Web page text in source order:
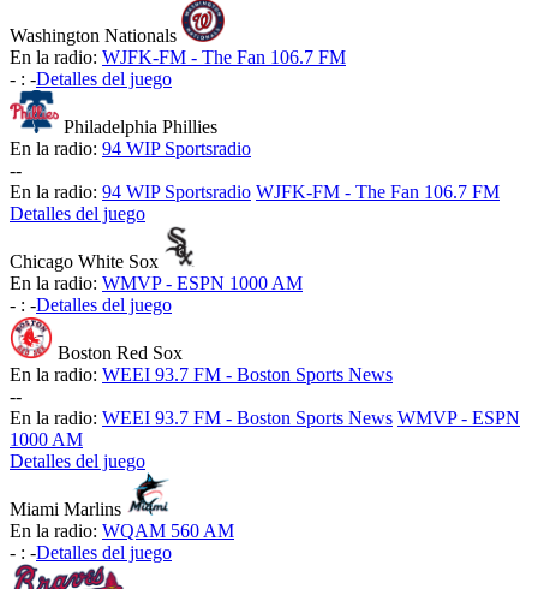
Washington Nationals
En la radio: WJFK-FM - The Fan 106.7 FM
- : -Detalles del juego
Philadelphia Phillies
En la radio: 94 WIP Sportsradio
--
En la radio: 94 WIP Sportsradio WJFK-FM - The Fan 106.7 FM
Detalles del juego
Chicago White Sox
En la radio: WMVP - ESPN 1000 AM
- : -Detalles del juego
Boston Red Sox
En la radio: WEEI 93.7 FM - Boston Sports News
--
En la radio: WEEI 93.7 FM - Boston Sports News WMVP - ESPN
1000 AM
Detalles del juego
Miami Marlins
En la radio: WQAM 560 AM
- : -Detalles del juego